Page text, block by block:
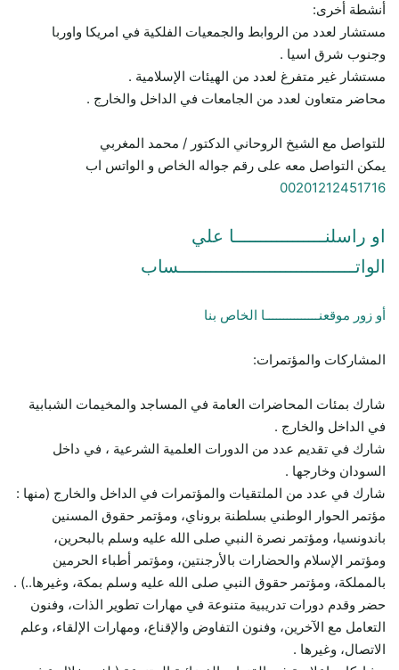
أنشطة أخرى:
مستشار لعدد من الروابط والجمعيات الفلكية في امريكا واوربا
وجنوب شرق اسيا .
مستشار غير متفرغ لعدد من الهيئات الإسلامية .
محاضر متعاون لعدد من الجامعات في الداخل والخارج .
للتواصل مع الشيخ الروحاني الدكتور / محمد المغربي
يمكن التواصل معه على رقم جواله الخاص و الواتس اب
00201212451716
او راسلنـــــــــــــــــا علي
الواتـــــــــــــــــــــــــــــــــساب
أو زور موقعنـــــــــــــــا الخاص بنا
المشاركات والمؤتمرات:
شارك بمئات المحاضرات العامة في المساجد والمخيمات الشبابية
في الداخل والخارج .
شارك في تقديم عدد من الدورات العلمية الشرعية ، في داخل
السودان وخارجها .
شارك في عدد من الملتقيات والمؤتمرات في الداخل والخارج (منها :
مؤتمر الحوار الوطني بسلطنة بروناي، ومؤتمر حقوق المسنين
باندونسيا، ومؤتمر نصرة النبي صلى الله عليه وسلم بالبحرين،
ومؤتمر الإسلام والحضارات بالأرجنتين، ومؤتمر أطباء الحرمين
بالمملكة، ومؤتمر حقوق النبي صلى الله عليه وسلم بمكة، وغيرها..) .
حضر وقدم دورات تدريبية متنوعة في مهارات تطوير الذات، وفنون
التعامل مع الآخرين، وفنون التفاوض والإقناع، ومهارات الإلقاء، وعلم
الاتصال، وغيرها .